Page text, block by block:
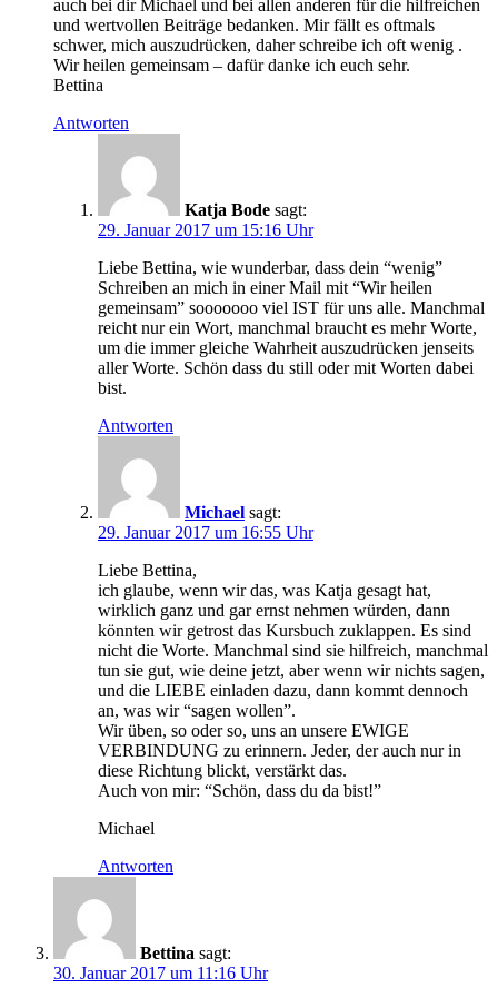
auch bei dir Michael und bei allen anderen für die hilfreichen
und wertvollen Beiträge bedanken. Mir fällt es oftmals
schwer, mich auszudrücken, daher schreibe ich oft wenig .
Wir heilen gemeinsam – dafür danke ich euch sehr.
Bettina
Antworten
Katja Bode sagt:
29. Januar 2017 um 15:16 Uhr
Liebe Bettina, wie wunderbar, dass dein “wenig”
Schreiben an mich in einer Mail mit “Wir heilen
gemeinsam” sooooooo viel IST für uns alle. Manchmal
reicht nur ein Wort, manchmal braucht es mehr Worte,
um die immer gleiche Wahrheit auszudrücken jenseits
aller Worte. Schön dass du still oder mit Worten dabei
bist.
Antworten
Michael sagt:
29. Januar 2017 um 16:55 Uhr
Liebe Bettina,
ich glaube, wenn wir das, was Katja gesagt hat,
wirklich ganz und gar ernst nehmen würden, dann
könnten wir getrost das Kursbuch zuklappen. Es sind
nicht die Worte. Manchmal sind sie hilfreich, manchmal
tun sie gut, wie deine jetzt, aber wenn wir nichts sagen,
und die LIEBE einladen dazu, dann kommt dennoch
an, was wir “sagen wollen”.
Wir üben, so oder so, uns an unsere EWIGE
VERBINDUNG zu erinnern. Jeder, der auch nur in
diese Richtung blickt, verstärkt das.
Auch von mir: “Schön, dass du da bist!”
Michael
Antworten
Bettina sagt:
30. Januar 2017 um 11:16 Uhr